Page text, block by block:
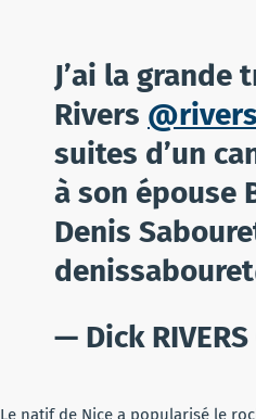
J’ai la grande
Rivers
suites d’un
à son épouse
Denis
— Dick
Le natif de Nice a popularisé le